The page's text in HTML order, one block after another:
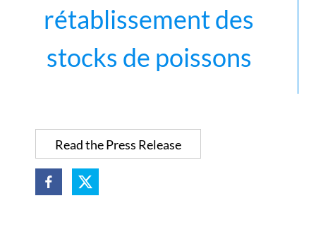
rétablissement des
stocks de poissons
Read the Press Release